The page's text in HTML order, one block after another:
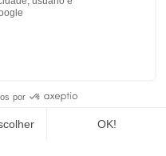
SITE CRÉDITOS
DE DADOS